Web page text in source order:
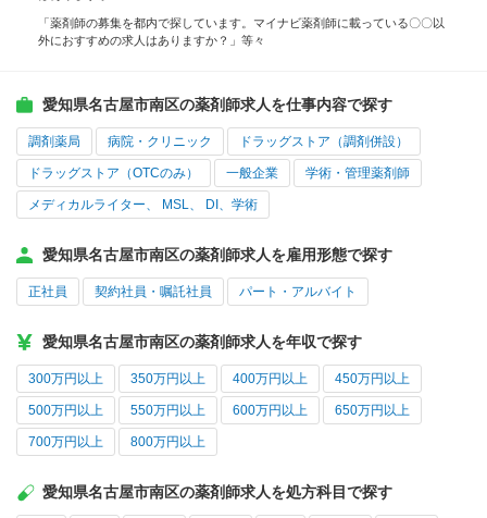
「薬剤師の募集を都内で探しています。マイナビ薬剤師に載っている〇〇以
外におすすめの求人はありますか？」等々
愛知県名古屋市南区の薬剤師求人を仕事内容で探す
調剤薬局 病院・クリニック ドラッグストア（調剤併設）
ドラッグストア（OTCのみ） 一般企業 学術・管理薬剤師
メディカルライター、 MSL、 DI、学術
愛知県名古屋市南区の薬剤師求人を雇用形態で探す
正社員 契約社員・嘱託社員 パート・アルバイト
愛知県名古屋市南区の薬剤師求人を年収で探す
300万円以上 350万円以上 400万円以上 450万円以上
500万円以上 550万円以上 600万円以上 650万円以上
700万円以上 800万円以上
愛知県名古屋市南区の薬剤師求人を処方科目で探す